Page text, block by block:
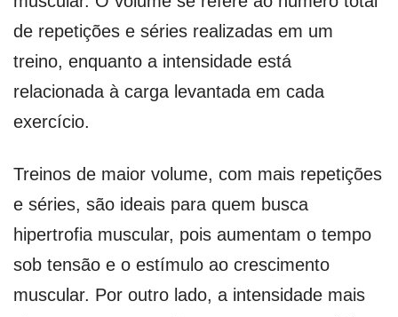
de repetições e séries realizadas em um
treino, enquanto a intensidade está
relacionada à carga levantada em cada
exercício.
Treinos de maior volume, com mais repetições
e séries, são ideais para quem busca
hipertrofia muscular, pois aumentam o tempo
sob tensão e o estímulo ao crescimento
muscular. Por outro lado, a intensidade mais